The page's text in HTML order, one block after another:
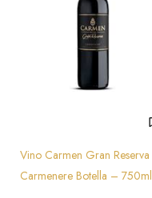
Vino Carmen Gran Reserva
Carmenere Botella – 750ml